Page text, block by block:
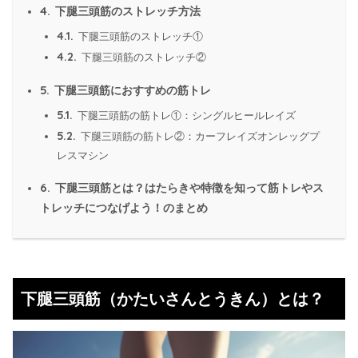
4. 下腿三頭筋のストレッチ方法
4.1. 下腿三頭筋のストレッチ①
4.2. 下腿三頭筋のストレッチ②
5. 下腿三頭筋におすすめの筋トレ
5.1. 下腿三頭筋の筋トレ①：シングルヒールレイズ
5.2. 下腿三頭筋の筋トレ②：カーフレイズオンレッグプ
レスマシン
6. 下腿三頭筋とは？はたらきや特徴を知って筋トレやス
トレッチにつなげよう！のまとめ
下腿三頭筋（かたいさんとうきん）とは？